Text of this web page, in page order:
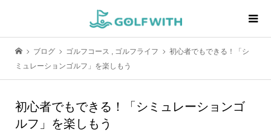
ブログ ゴルフコース , ゴルフライフ
初心者でもできる！「シ
ミュレーションゴルフ」を楽しもう
初心者でもできる！「シミュレーションゴ
ルフ」を楽しもう